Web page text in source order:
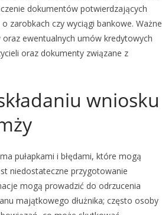
dokumentów potwierdzających
zarobkach czy wyciągi bankowe. Ważne
ewentualnych umów kredytowych
oraz dokumenty związane z
wniosku
pułapkami i błędami, które mogą
niedostateczne przygotowanie
mogą prowadzić do odrzucenia
majątkowego dłużnika; często osoby